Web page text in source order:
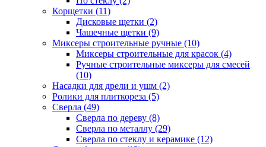
Корщетки (11)
Дисковые щетки (2)
Чашечные щетки (9)
Миксеры строительные ручные (10)
Миксеры строительные для красок (4)
Ручные строительные миксеры для смесей
(10)
Насадки для дрели и ушм (2)
Ролики для плиткореза (5)
Сверла (49)
Сверла по дереву (8)
Сверла по металлу (29)
Сверла по стеклу и керамике (12)